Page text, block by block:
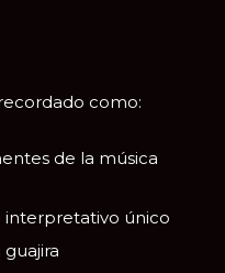
como:
de la música
interpretativo único